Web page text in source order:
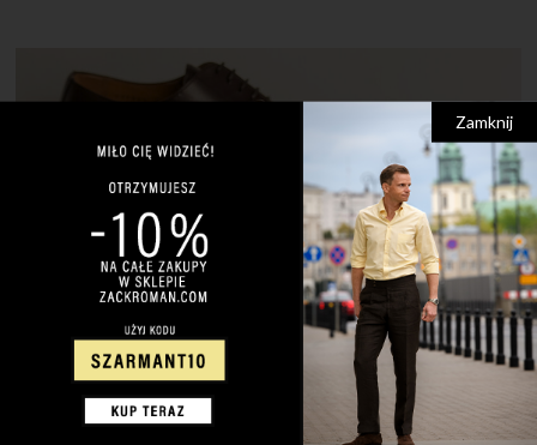
30 MAJA 2022 1 KOMENTARZ
Jak pielęgnować męskie buty?
Czyste i schludnie buty są niezwykle istotnym elementem
Zamknij